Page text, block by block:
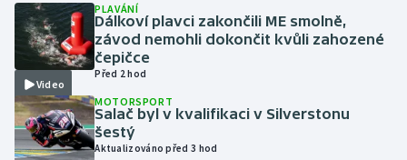
Lyže a snowboard
Moderní pětiboj
Motorsport
Olympijské hry
Video
PLAVÁNÍ
Dálkoví plavci zakončili ME smolně,
závod nemohli dokončit kvůli zahozené
čepičce
Před 2 hod
MOTORSPORT
Salač byl v kvalifikaci v Silverstonu
šestý
Aktualizováno před 3 hod